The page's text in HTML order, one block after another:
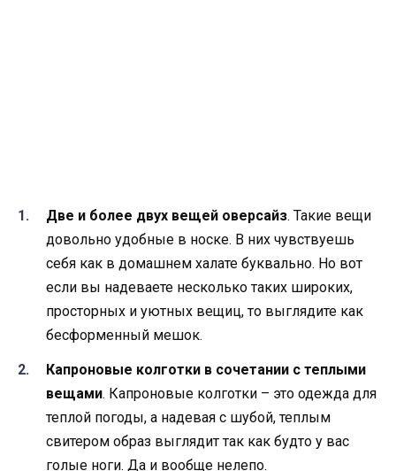
Две и более двух вещей оверсайз. Такие вещи
довольно удобные в носке. В них чувствуешь
себя как в домашнем халате буквально. Но вот
если вы надеваете несколько таких широких,
просторных и уютных вещиц, то выглядите как
бесформенный мешок.
Капроновые колготки в сочетании с теплыми
вещами. Капроновые колготки – это одежда для
теплой погоды, а надевая с шубой, теплым
свитером образ выглядит так как будто у вас
голые ноги. Да и вообще нелепо.